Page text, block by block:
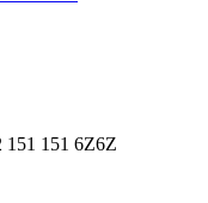
151 151 6Z6Z